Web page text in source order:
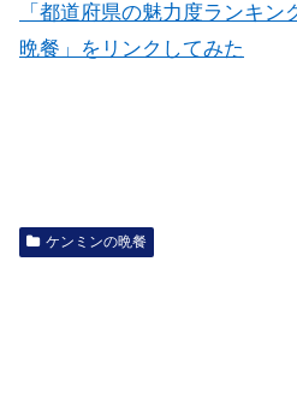
「都道府県の魅力度ランキ
晩餐」をリンクしてみた
ケンミンの晩餐